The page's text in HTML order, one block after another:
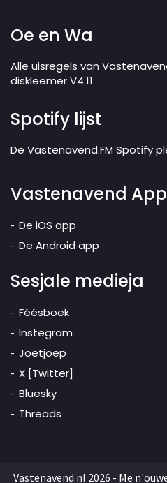
Oe en Wa
Alle uisregels van
diskleemer V4.11
Spotify lijst
De Vastenavend.FM Spotify
Vastenavend App
De iOS app
De Android app
Sesjale medieja
Féésboek
Instegram
Joetjoep
X [Twitter]
Bluesky
Threads
Vastenavend.nl 2026 - Me